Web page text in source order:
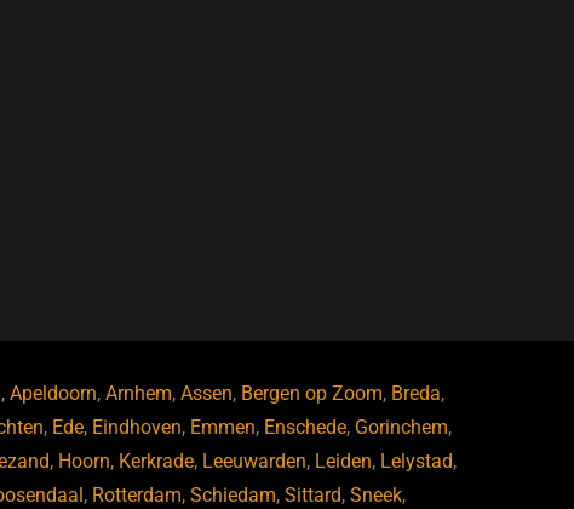
, Apeldoorn, Arnhem, Assen, Bergen op Zoom, Breda,
, Ede, Eindhoven, Emmen, Enschede, Gorinchem,
, Hoorn, Kerkrade, Leeuwarden, Leiden, Lelystad,
, Rotterdam, Schiedam, Sittard, Sneek,